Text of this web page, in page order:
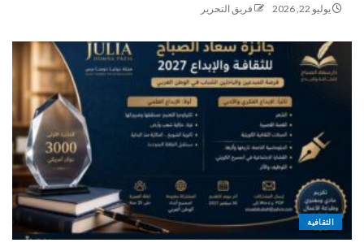
يوليو 22, 2026 فريق التحرير
الثقافية